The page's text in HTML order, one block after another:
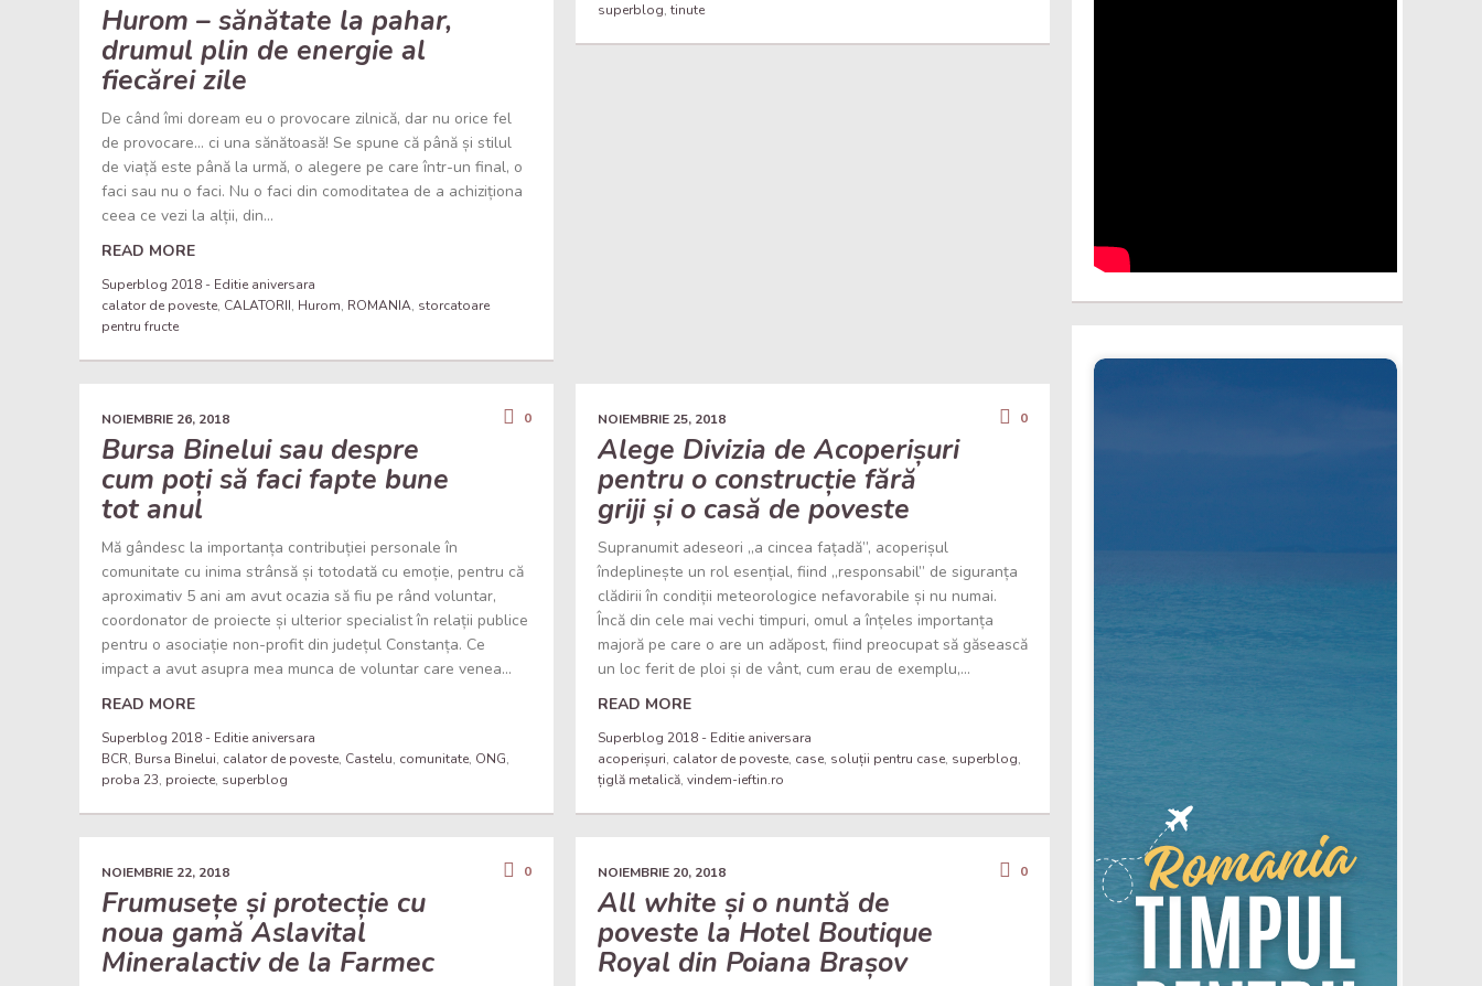
Hurom – sănătate la pahar,
drumul plin de energie al
fiecărei zile
De când îmi doream eu o provocare zilnică, dar nu orice fel
de provocare… ci una sănătoasă! Se spune că până și stilul
de viață este până la urmă, o alegere pe care într-un final, o
faci sau nu o faci. Nu o faci din comoditatea de a achiziționa
ceea ce vezi la alții, din...
READ MORE
Superblog 2018 - Editie aniversara
calator de poveste, CALATORII, Hurom, ROMANIA, storcatoare
pentru fructe
superblog, tinute
NOIEMBRIE 26, 2018 0
Bursa Binelui sau despre
cum poți să faci fapte bune
tot anul
Mă gândesc la importanța contribuției personale în
comunitate cu inima strânsă și totodată cu emoție, pentru că
aproximativ 5 ani am avut ocazia să fiu pe rând voluntar,
coordonator de proiecte și ulterior specialist în relații publice
pentru o asociație non-profit din județul Constanța. Ce
impact a avut asupra mea munca de voluntar care venea...
READ MORE
Superblog 2018 - Editie aniversara
BCR, Bursa Binelui, calator de poveste, Castelu, comunitate, ONG,
proba 23, proiecte, superblog
NOIEMBRIE 25, 2018 0
Alege Divizia de Acoperișuri
pentru o construcție fără
griji și o casă de poveste
Supranumit adeseori „a cincea fațadă”, acoperișul
îndeplinește un rol esențial, fiind „responsabil” de siguranța
clădirii în condiții meteorologice nefavorabile și nu numai.
Încă din cele mai vechi timpuri, omul a înțeles importanța
majoră pe care o are un adăpost, fiind preocupat să găsească
un loc ferit de ploi și de vânt, cum erau de exemplu,...
READ MORE
Superblog 2018 - Editie aniversara
acoperișuri, calator de poveste, case, soluții pentru case, superblog,
țiglă metalică, vindem-ieftin.ro
NOIEMBRIE 22, 2018 0
Frumusețe și protecție cu
noua gamă Aslavital
Mineralactiv de la Farmec
NOIEMBRIE 20, 2018 0
All white și o nuntă de
poveste la Hotel Boutique
Royal din Poiana Brașov